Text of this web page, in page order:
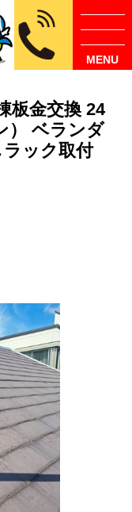
MENU
板金交換 24
） ベランダ
ラック取付